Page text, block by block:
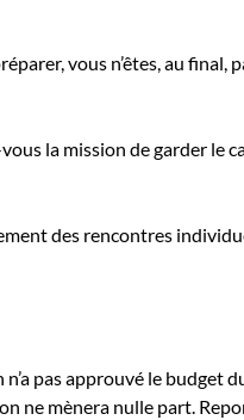
vous n’êtes, au final,
la mission de garder le
des rencontres
pas approuvé le budget
ne mènera nulle part.